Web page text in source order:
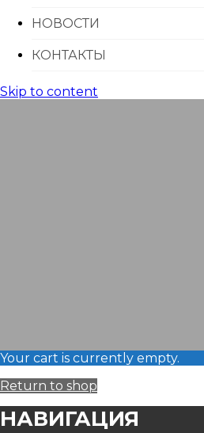
НОВОСТИ
КОНТАКТЫ
Skip to content
Your cart is currently empty.
Return to shop
НАВИГАЦИЯ